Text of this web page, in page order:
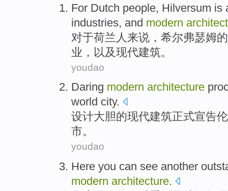
For Dutch people, Hilversum is
industries, and modern
对于荷兰 人 来说， 希尔弗瑟姆的
业 ， 以及现代建筑。
youdao
Daring modern architecture
world city.
设计大胆的现代建筑正式宣告
市。
youdao
Here you can see another
modern architecture.